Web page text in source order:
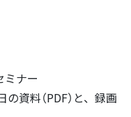
ミナー
資料（PDF）と、録画